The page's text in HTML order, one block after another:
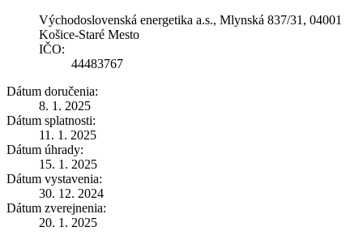
Východoslovenská energetika a.s., Mlynská 837/31, 04001
Košice-Staré Mesto
IČO:
44483767
Dátum doručenia:
8. 1. 2025
Dátum splatnosti:
11. 1. 2025
Dátum úhrady:
15. 1. 2025
Dátum vystavenia:
30. 12. 2024
Dátum zverejnenia:
20. 1. 2025